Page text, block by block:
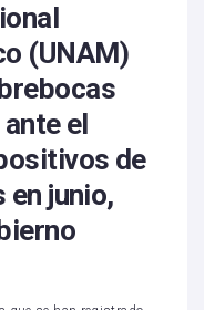
(UNAM)
el
de
en junio,